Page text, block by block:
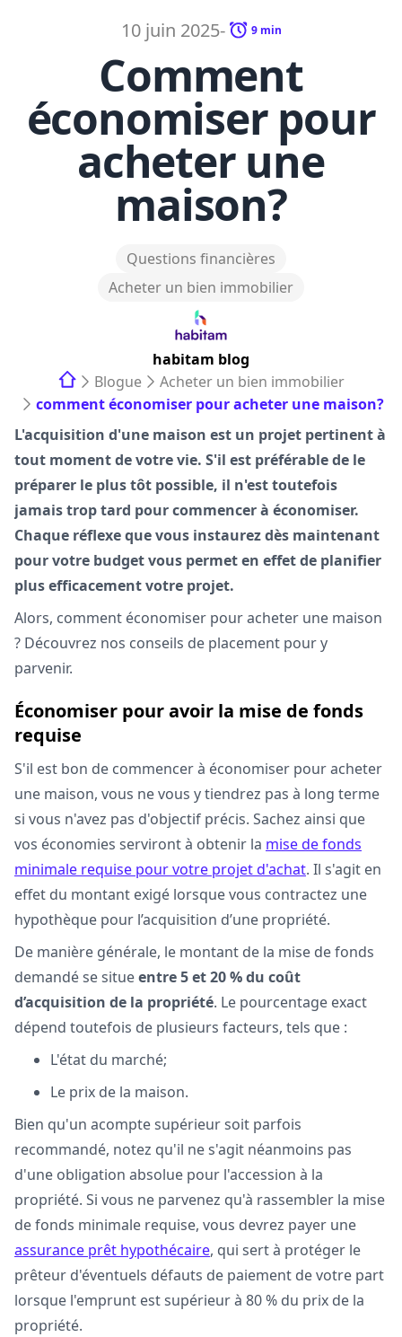
10 juin 2025- 9min
Comment
économiser pour
acheter une
maison?
Questions financières
Acheter un bien immobilier
habitam blog
Blogue
Acheter un bien immobilier
comment économiser pour acheter une maison?
L'acquisition d'une maison est un projet pertinent à
tout moment de votre vie. S'il est préférable de le
préparer le plus tôt possible, il n'est toutefois
jamais trop tard pour commencer à économiser.
Chaque réflexe que vous instaurez dès maintenant
pour votre budget vous permet en effet de planifier
plus efficacement votre projet.
Alors, comment économiser pour acheter une maison
? Découvrez nos conseils de placement pour y
parvenir.
Économiser pour avoir la mise de fonds
requise
S'il est bon de commencer à économiser pour acheter
une maison, vous ne vous y tiendrez pas à long terme
si vous n'avez pas d'objectif précis. Sachez ainsi que
vos économies serviront à obtenir la mise de fonds
minimale requise pour votre projet d'achat. Il s'agit en
effet du montant exigé lorsque vous contractez une
hypothèque pour l’acquisition d’une propriété.
De manière générale, le montant de la mise de fonds
demandé se situeentre 5 et 20 % du coût
d’acquisition de la propriété. Le pourcentage exact
dépend toutefois de plusieurs facteurs, tels que :
L'état du marché;
Le prix de la maison.
Bien qu'un acompte supérieur soit parfois
recommandé, notez qu'il ne s'agit néanmoins pas
d'une obligation absolue pour l'accession à la
propriété. Si vous ne parvenez qu'à rassembler la mise
de fonds minimale requise, vous devrez payer une
assurance prêt hypothécaire, qui sert à protéger le
prêteur d'éventuels défauts de paiement de votre part
lorsque l'emprunt est supérieur à 80 % du prix de la
propriété.